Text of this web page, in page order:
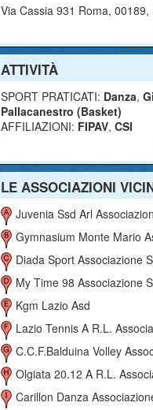
Via Cassia 931 Roma, 00189,
ATTIVITÀ
SPORT PRATICATI: Danza,
Pallacanestro (Basket)
AFFILIAZIONI: FIPAV, CSI
LE ASSOCIAZIONI
Juvenia Ssd Arl Associazione
Gymnasium Monte Mario
Diada Sport Associazione
My Time 98 Associazione
Kgm Lazio Asd
Lazio Tennis A R.l.
C.c.f.balduina Volley
Olgiata 20.12 A R.l.
Carillon Danza Associazione